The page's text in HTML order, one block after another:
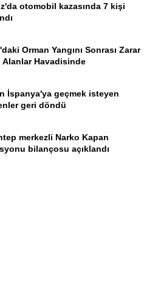
otomobil kazasında 7 kişi
Orman Yangını Sonrası Zarar
Alanlar Havadisinde
İspanya'ya geçmek isteyen
geri döndü
merkezli Narko Kapan
bilançosu açıklandı